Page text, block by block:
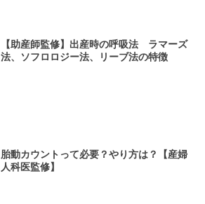
【助産師監修】出産時の呼吸法 ラマーズ
法、ソフロロジー法、リーブ法の特徴
胎動カウントって必要？やり方は？【産婦
人科医監修】